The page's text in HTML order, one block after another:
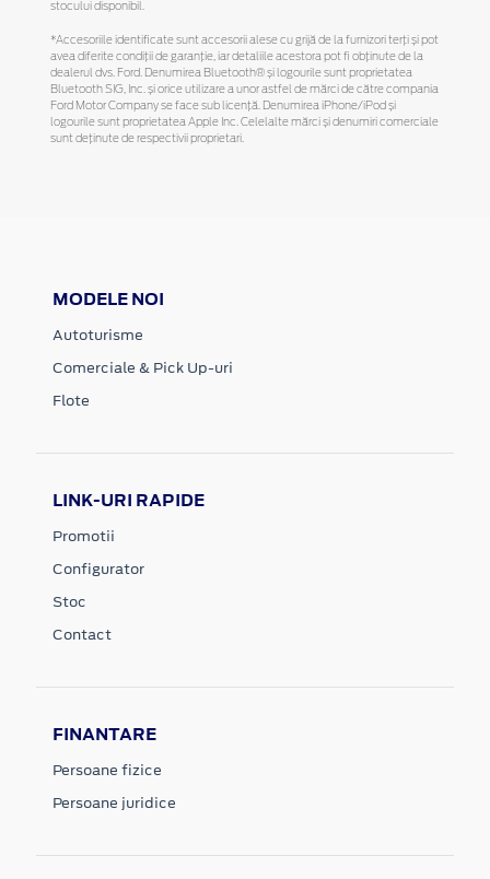
stocului disponibil.
*Accesoriile identificate sunt accesorii alese cu grijă de la furnizori terți și pot
avea diferite condiții de garanție, iar detaliile acestora pot fi obținute de la
dealerul dvs. Ford. Denumirea Bluetooth® și logourile sunt proprietatea
Bluetooth SIG, Inc. și orice utilizare a unor astfel de mărci de către compania
Ford Motor Company se face sub licență. Denumirea iPhone/iPod și
logourile sunt proprietatea Apple Inc. Celelalte mărci și denumiri comerciale
sunt deținute de respectivii proprietari.
MODELE NOI
Autoturisme
Comerciale & Pick Up-uri
Flote
LINK-URI RAPIDE
Promotii
Configurator
Stoc
Contact
FINANTARE
Persoane fizice
Persoane juridice